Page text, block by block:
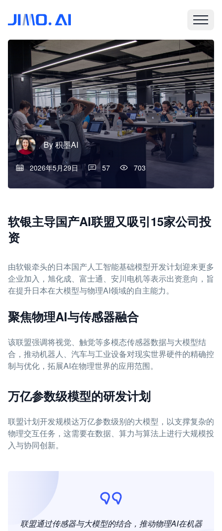
By积墨AI
2026年5月29日 57 703
软银主导国产AI联盟又吸引15家公司投
资
由软银牵头的日本国产人工智能基础模型开发计划迎来更多
企业加入，旭化成、富士通、安川电机等表示出资意向，旨
在提升日本在大模型与物理AI领域的自主能力。
聚焦物理AI与传感器融合
该联盟强调将视觉、触觉等多模态传感器数据与大模型结
合，推动机器人、汽车与工业设备对现实世界硬件的精确控
制与优化，拓展AI在物理世界的应用范围。
万亿参数级模型的研发计划
联盟计划开发规模达万亿参数级别的大模型，以支撑复杂的
物理交互任务，这需要在数据、算力与算法上进行大规模投
入与协同创新。
联盟通过传感器与大模型的结合，推动物理AI在机器